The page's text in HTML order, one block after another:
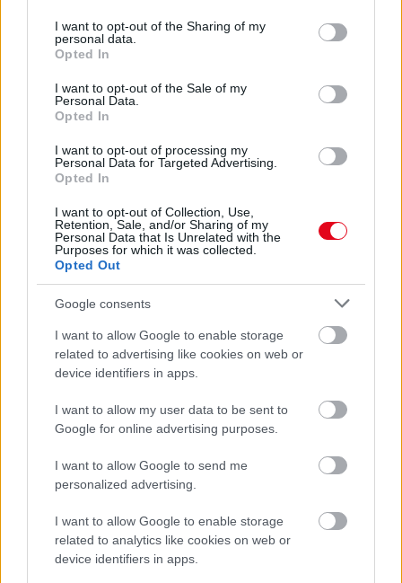
not limited to your visit or usage behaviour. You may click to
grant or deny consent to Google and its third-party tags to
use your data for below specified purposes in below Google
consent section.
I want to opt-out of the Sharing of my
personal data.
Opted In
I want to opt-out of the Sale of my
Personal Data.
Opted In
I want to opt-out of processing my
Personal Data for Targeted Advertising.
Opted In
I want to opt-out of Collection, Use,
Retention, Sale, and/or Sharing of my
Personal Data that Is Unrelated with the
Purposes for which it was collected.
Opted Out
Google consents
I want to allow Google to enable storage
related to advertising like cookies on web or
device identifiers in apps.
I want to allow my user data to be sent to
Google for online advertising purposes.
I want to allow Google to send me
personalized advertising.
I want to allow Google to enable storage
related to analytics like cookies on web or
device identifiers in apps.
ANNYI VIRÁGOT HOZ MAJD A MUSKÁTLI, HA EZT CSINÁLOD
Ettől lesz a tiéd a leggyönyörűbb muskátli a környéken
24 ÓRA TOVÁBBI HÍREI
24 óra
Ezért párásodik be állandóan az ablak – egyszerűbb a
megoldás, mint gondolnád